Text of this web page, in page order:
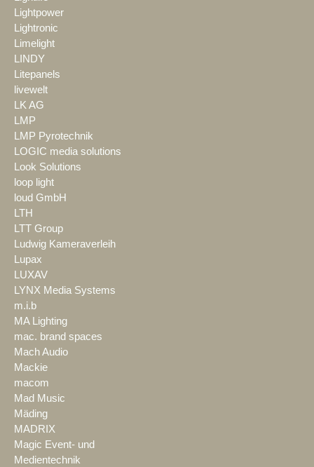
Lightpower
Lightronic
Limelight
LINDY
Litepanels
livewelt
LK AG
LMP
LMP Pyrotechnik
LOGIC media solutions
Look Solutions
loop light
loud GmbH
LTH
LTT Group
Ludwig Kameraverleih
Lupax
LUXAV
LYNX Media Systems
m.i.b
MA Lighting
mac. brand spaces
Mach Audio
Mackie
macom
Mad Music
Mäding
MADRIX
Magic Event- und
Medientechnik